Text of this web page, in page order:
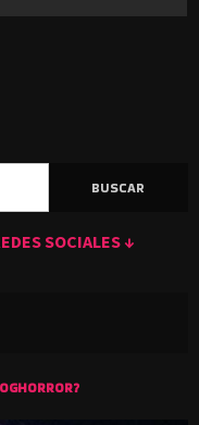
SOCIALES ↓